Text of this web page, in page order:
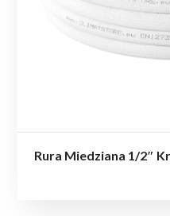
Rura Miedziana 1/2″